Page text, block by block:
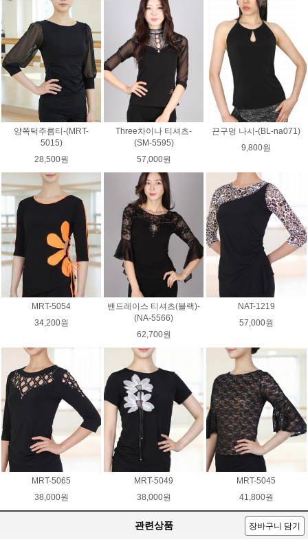
양쪽턱주름티-(MRT-
5015)
28,500원
Three차이나 티셔츠-
(SM-5595)
57,000원
끈구멍 나시-(BL-na071)
9,800원
MRT-5054
34,200원
밴드레이스 티셔츠(블랙)-
(NA-5566)
62,700원
NAT-1219
57,000원
MRT-5065
38,000원
MRT-5049
38,000원
MRT-5045
41,800원
관련상품 장바구니 담기